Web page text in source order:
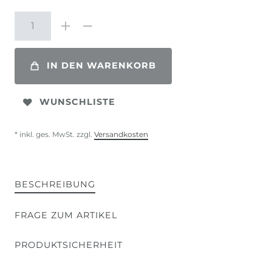
IN DEN WARENKORB
WUNSCHLISTE
* inkl. ges. MwSt. zzgl. Versandkosten
BESCHREIBUNG
FRAGE ZUM ARTIKEL
PRODUKTSICHERHEIT